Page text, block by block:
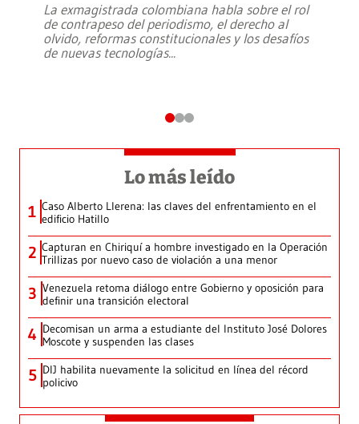
La exmagistrada colombiana habla sobre el rol
de contrapeso del periodismo, el derecho al
olvido, reformas constitucionales y los desafíos
de nuevas tecnologías...
Lo más leído
1 Caso Alberto Llerena: las claves del enfrentamiento en el
edificio Hatillo
2 Capturan en Chiriquí a hombre investigado en la Operación
Trillizas por nuevo caso de violación a una menor
3 Venezuela retoma diálogo entre Gobierno y oposición para
definir una transición electoral
4 Decomisan un arma a estudiante del Instituto José Dolores
Moscote y suspenden las clases
5 DIJ habilita nuevamente la solicitud en línea del récord
policivo